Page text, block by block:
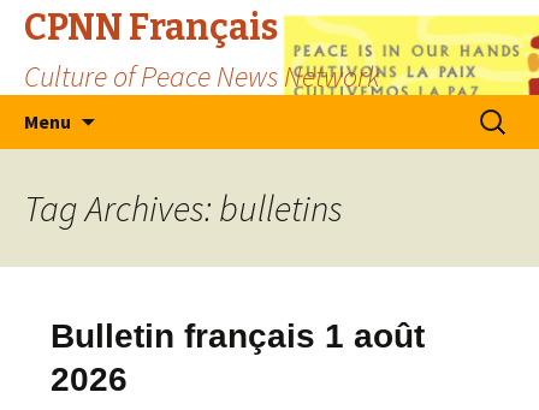
CPNN Français
Culture of Peace News Network
Menu
Search
for:
Tag Archives: bulletins
Bulletin français 1 août
2026